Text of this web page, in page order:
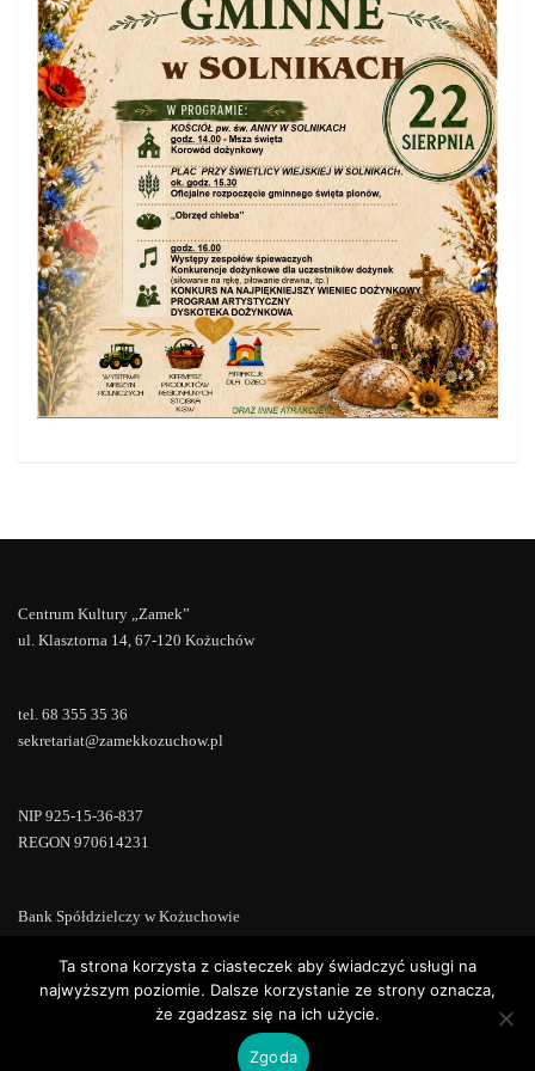
Centrum Kultury „Zamek”
ul. Klasztorna 14, 67-120 Kożuchów
tel. 68 355 35 36
sekretariat@zamekkozuchow.pl
NIP 925-15-36-837
REGON 970614231
Bank Spółdzielczy w Kożuchowie
WordPress |ConsultStreet theme by
Ta strona korzysta z ciasteczek aby świadczyć usługi na
najwyższym poziomie. Dalsze korzystanie ze strony oznacza,
że zgadzasz się na ich użycie.
Zgoda